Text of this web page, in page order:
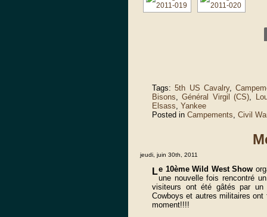
Tags:5th US Cavalry,
Bisons,Général Virgil (CS),
Elsass, Yankee
Posted in Campements, Civil
jeudi, juin 30th, 2011
Le 10ème Wild West Show
une nouvelle fois rencontré
visiteurs ont été gâtés par un
Cowboys et autres militaires
moment!!!!